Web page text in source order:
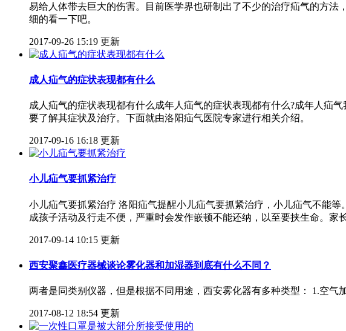
易给人体带去巨大的伤害。目前医学界也研制出了不少的治疗疝气的方
细的看一下吧。
2017-09-26 15:19 更新
成人疝气的症状表现都有什么​
成人疝气的症状表现都有什么​ 成年人疝气的症状表现都有什么?成年人疝
要了解其症状及治疗。下面就由洛阳疝气医院专家进行相关介绍。
2017-09-16 16:18 更新
小儿疝气要抓紧治疗
小儿疝气要抓紧治疗 洛阳疝气提醒小儿疝气要抓紧治疗，小儿疝气不能
成孩子活动及行走不便，严重时会发作嵌顿不能还纳，以至要挟生命。家
2017-09-14 10:15 更新
西安聚鑫医疗器械谈论雾化器和加湿器到底有什么不同？
两者是同类别仪器，但是根据不同用途，西安雾化器有多种类型： 1.空气
2017-08-12 18:54 更新